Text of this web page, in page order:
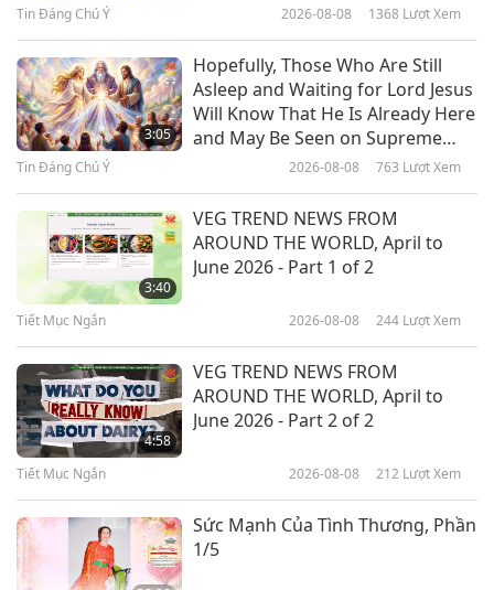
Nan Sea Love – Nghệ Sĩ Thuần
Chay Truyền Tải Thông Điệp Về
Những Viễn Ảnh Thiên Đàng,
Vegan Outreach: Vươn Tới Điều
Tốt Đẹp - Với Jack Norris (Thuần
Chăm Sóc Người-Thân-Ngựa:
Cuộc Phỏng Vấn Với Ren Hurst
Tin Đáng Chú Ý 2026-08-08 1368 Lượt Xem
3:05
Hopefully, Those Who Are Still
Asleep and Waiting for Lord Jesus
Will Know That He Is Already Here
and May Be Seen on Supreme
Master Television
Tin Đáng Chú Ý 2026-08-08 763 Lượt Xem
3:40
VEG TREND NEWS FROM
AROUND THE WORLD, April to
June 2026 - Part 1 of 2
Tiết Mục Ngắn 2026-08-08 244 Lượt Xem
4:58
VEG TREND NEWS FROM
AROUND THE WORLD, April to
June 2026 - Part 2 of 2
Tiết Mục Ngắn 2026-08-08 212 Lượt Xem
Sức Mạnh Của Tình Thương, Phần
1/5